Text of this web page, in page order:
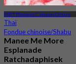
MRT Thailand Cultural Centre
Thaï
Fondue chinoise/Shabu
Manee Me More
Esplanade
Ratchadaphisek